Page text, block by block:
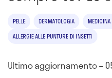
PELLE DERMATOLOGIA
MEDICINA
ALLERGIE ALLE PUNTURE DI INSETTI
Ultimo aggiornamento –